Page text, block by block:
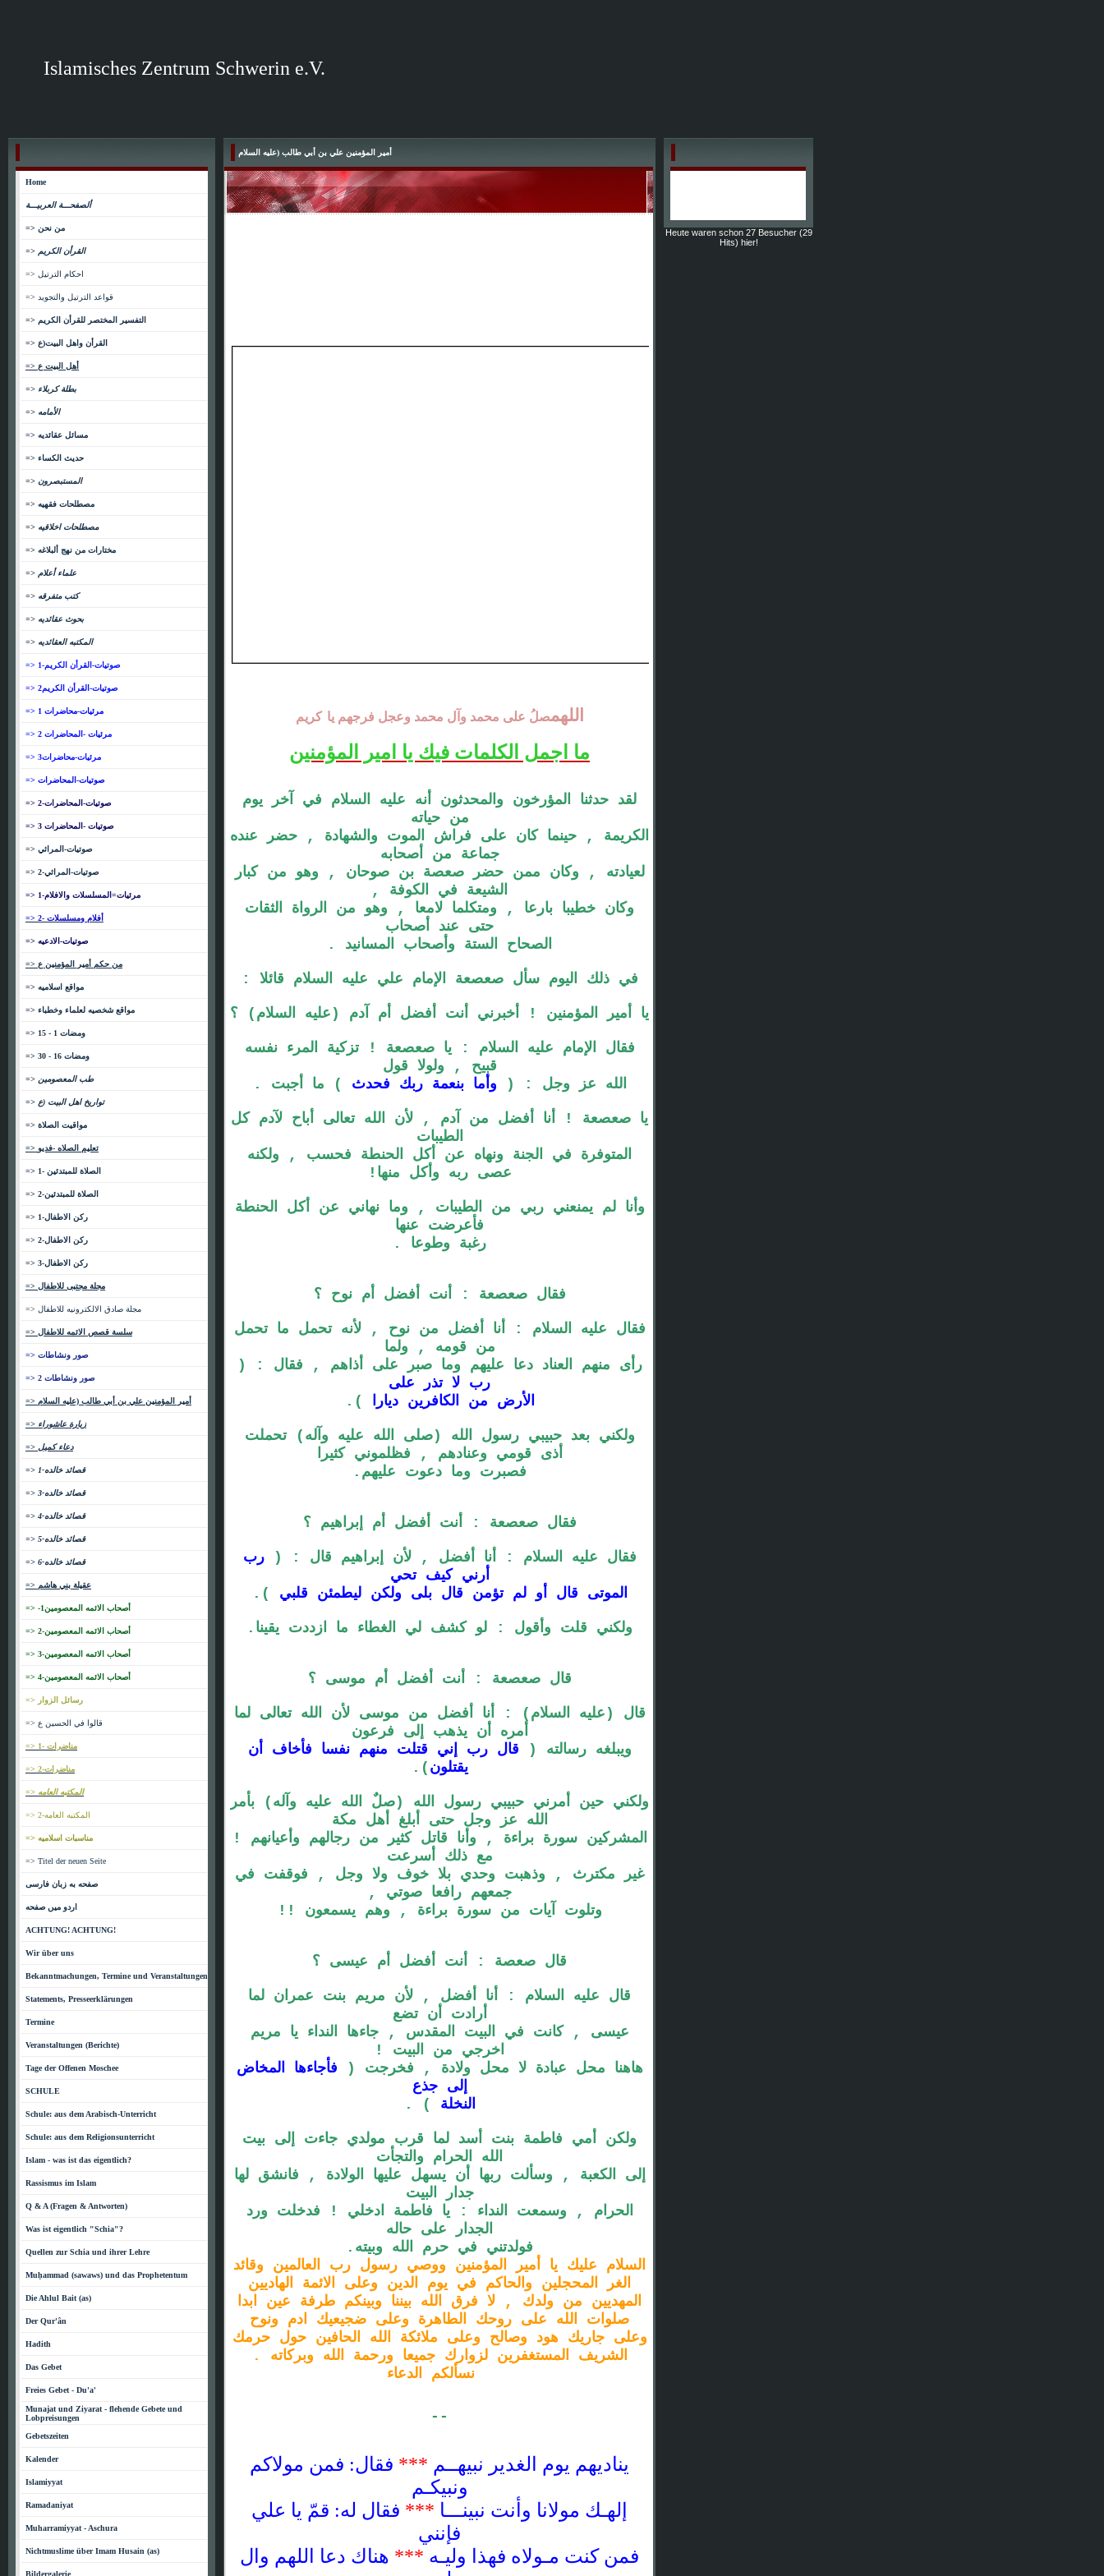
Islamisches Zentrum Schwerin e.V.
Home
ألصفحـــة العربيـــة
=> من نحن
=> القرأن الكريم
=> احكام الترتيل
=> قواعد الترتيل والتجويد
=> التفسير المختصر للقرأن الكريم
=> القرأن واهل البيت(ع
=> أهل البيت ع
=> بطلة كربلاء
=> الأمامه
=> مسائل عقائديه
=> حديث الكساء
=> المستبصرون
=> مصطلحات فقهيه
=> مصطلحات اخلاقيه
=> مختارات من نهج ألبلاغه
=> علماء أعلام
=> كتب متفرقه
=> بحوث عقائديه
=> المكتبه العقائديه
=> صوتيات-القرأن الكريم-1
=> صوتيات-القرأن الكريم2
=> مرئيات-محاضرات 1
=> مرئيات -المحاضرات 2
=> مرئيات-محاضرات3
=> صوتيات-المحاضرات
=> صوتيات-المحاضرات-2
=> صوتيات -المحاضرات 3
=> صوتيات-المراثي
=> صوتيات-المراثي-2
=> مرئيات=المسلسلات والافلام-1
=> أفلام ومسلسلات -2
=> صوتيات-الادعيه
=> من حكم أمير المؤمنين ع
=> مواقع اسلاميه
=> مواقع شخصيه لعلماء وخطباء
=> ومضات 1 - 15
=> ومضات 16 - 30
=> طب المعصومين
=> تواريخ اهل البيت (ع
=> مواقيت الصلاة
=> تعليم الصلاه -فديو
=> الصلاة للمبتدئين -1
=> الصلاة للمبتدئين-2
=> ركن الاطفال-1
=> ركن الاطفال-2
=> ركن الاطفال-3
=> مجلة مجتبى للاطفال
=> مجلة صادق الالكترونيه للاطفال
=> سلسة قصص الائمه للاطفال
=> صور ونشاطات
=> صور ونشاطات 2
=> أمير المؤمنين علي بن أبي طالب (عليه السلام
=> زيارة عاشوراء
=> دعاء كميل
=> قصائد خالده-1
=> قصائد خالده-3
=> قصائد خالده-4
=> قصائد خالده-5
=> قصائد خالده-6
=> عقيلة بني هاشم
=> -1أصحاب الائمه المعصومين
=> أصحاب الائمه المعصومين-2
=> أصحاب الائمه المعصومين-3
=> أصحاب الائمه المعصومين-4
=> رسائل الزوار
=> قالوا في الحسين ع
=> مناضرات -1
=> مناضرات-2
=> المكتبه العامه
=> المكتبه العامه-2
=> مناسبات اسلاميه
=> Titel der neuen Seite
صفحه به زبان فارسی
اردو میں صفحه
ACHTUNG! ACHTUNG!
Wir über uns
Bekanntmachungen, Termine und Veranstaltungen
Statements, Presseerklärungen
Termine
Veranstaltungen (Berichte)
Tage der Offenen Moschee
SCHULE
Schule: aus dem Arabisch-Unterricht
Schule: aus dem Religionsunterricht
Islam - was ist das eigentlich?
Rassismus im Islam
Q & A (Fragen & Antworten)
Was ist eigentlich "Schia"?
Quellen zur Schia und ihrer Lehre
Muḥammad (sawaws) und das Prophetentum
Die Ahlul Bait (as)
Der Qur'ân
Hadith
Das Gebet
Freies Gebet - Du'a'
Munajat und Ziyarat - flehende Gebete und
Lobpreisungen
Gebetszeiten
Kalender
Islamiyyat
Ramadaniyat
Muharramiyyat - Aschura
Nichtmuslime über Imam Husain (as)
Bildergalerie
أمير المؤمنين علي بن أبي طالب (عليه السلام
اللهمصلُ على محمد وآل محمد وعجل فرجهم يا كريم
ما اجمل الكلمات فيك يا امير المؤمنين
لقد حدثنا المؤرخون والمحدثون أنه عليه السلام في آخر يوم
من حياته
الكريمة , حينما كان على فراش الموت والشهادة , حضر عنده
جماعة من أصحابه
لعيادته , وكان ممن حضر صعصة بن صوحان , وهو من كبار
الشيعة في الكوفة ,
وكان خطيبا بارعا , ومتكلما لامعا , وهو من الرواة الثقات
حتى عند أصحاب
الصحاح الستة وأصحاب المسانيد .
في ذلك اليوم سأل صعصعة الإمام علي عليه السلام قائلا :
يا أمير المؤمنين ! أخبرني أنت أفضل أم آدم (عليه السلام) ؟
فقال الإمام عليه السلام : يا صعصعة ! تزكية المرء نفسه
قبيح , ولولا قول
الله عز وجل : ( وأما بنعمة ربك فحدث ) ما أجبت .
يا صعصعة ! أنا أفضل من آدم , لأن الله تعالى أباح لآدم كل
الطيبات
المتوفرة في الجنة ونهاه عن أكل الحنطة فحسب , ولكنه
عصى ربه وأكل منها!
وأنا لم يمنعني ربي من الطيبات , وما نهاني عن أكل الحنطة
فأعرضت عنها
رغبة وطوعا .
فقال صعصعة : أنت أفضل أم نوح ؟
فقال عليه السلام : أنا أفضل من نوح , لأنه تحمل ما تحمل
من قومه , ولما
رأى منهم العناد دعا عليهم وما صبر على أذاهم , فقال : (
رب لا تذر على
الأرض من الكافرين ديارا ).
ولكني بعد حبيبي رسول الله (صلى الله عليه وآله) تحملت
أذى قومي وعنادهم , فظلموني كثيرا
فصبرت وما دعوت عليهم.
فقال صعصعة : أنت أفضل أم إبراهيم ؟
فقال عليه السلام : أنا أفضل , لأن إبراهيم قال : (رب
أرني كيف تحي
الموتى قال أو لم تؤمن قال بلى ولكن ليطمئن قلبي ).
ولكني قلت وأقول : لو كشف لي الغطاء ما ازددت يقينا.
قال صعصعة : أنت أفضل أم موسى ؟
قال (عليه السلام) : أنا أفضل من موسى لأن الله تعالى لما
أمره أن يذهب إلى فرعون
ويبلغه رسالته (
قال رب إني قتلت منهم نفسا فأخاف أن
يقتلون ).
ولكني حين أمرني حبيبي رسول الله (صلٌ الله عليه وآله) بأمر
الله عز وجل حتى أبلغ أهل مكة
المشركين سورة براءة , وأنا قاتل كثير من رجالهم وأعيانهم !
مع ذلك أسرعت
غير مكترث , وذهبت وحدي بلا خوف ولا وجل , فوقفت في
جمعهم رافعا صوتي ,
وتلوت آيات من سورة براءة , وهم يسمعون !!
قال صعصة : أنت أفضل أم عيسى ؟
قال عليه السلام : أنا أفضل , لأن مريم بنت عمران لما
أرادت أن تضع
عيسى , كانت في البيت المقدس , جاءها النداء يا مريم
اخرجي من البيت !
هاهنا محل عبادة لا محل ولادة , فخرجت ( فأجاءها المخاض
إلى جذع
النخلة ) .
ولكن أمي فاطمة بنت أسد لما قرب مولدي جاءت إلى بيت
الله الحرام والتجأت
إلى الكعبة , وسألت ربها أن يسهل عليها الولادة , فانشق لها
جدار البيت
الحرام , وسمعت النداء : يا فاطمة ادخلي ! فدخلت ورد
الجدار على حاله
فولدتني في حرم الله وبيته.
السلام عليك يا أمير المؤمنين ووصي رسول رب العالمين وقائد
الغر المحجلين والحاكم في يوم الدين وعلى الائمة الهاديين
المهديين من ولدك , لا فرق الله بيننا وبينكم طرفة عين ابدا
صلوات الله على روحك الطاهرة وعلى ضجيعيك ادم ونوح
وعلى جاريك هود وصالح وعلى ملائكة الله الحافين حول حرمك
الشريف المستغفرين لزوارك جميعا ورحمة الله وبركاته .
نسألكم الدعاء
--
يناديهم يوم الغدير نبيهــم *** فقال: فمن مولاكم
ونبيكـم
إلهـك مولانا وأنت نبينـــا *** فقال له: قمّ يا علي
فإنني
فمن كنت مـولاه فهذا وليـه *** هناك دعا اللهم وال
Heute waren schon 27 Besucher (29
Hits) hier!